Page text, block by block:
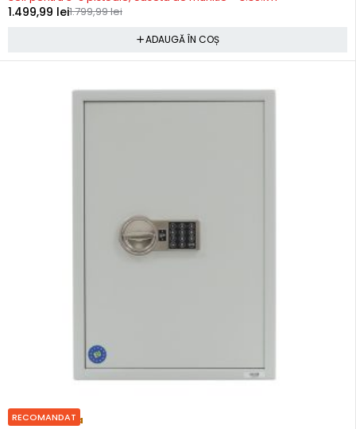
1.799,99lei
1.499,99 lei
ADAUGĂ ÎN COȘ
RECOMANDAT
Precomanda